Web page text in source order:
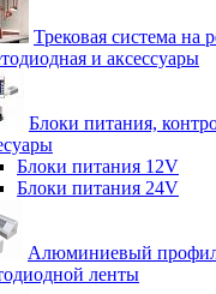
Трековая система на
и аксессуары
Блоки питания,
Блоки питания 12V
Блоки питания 24V
Алюминиевый
ленты